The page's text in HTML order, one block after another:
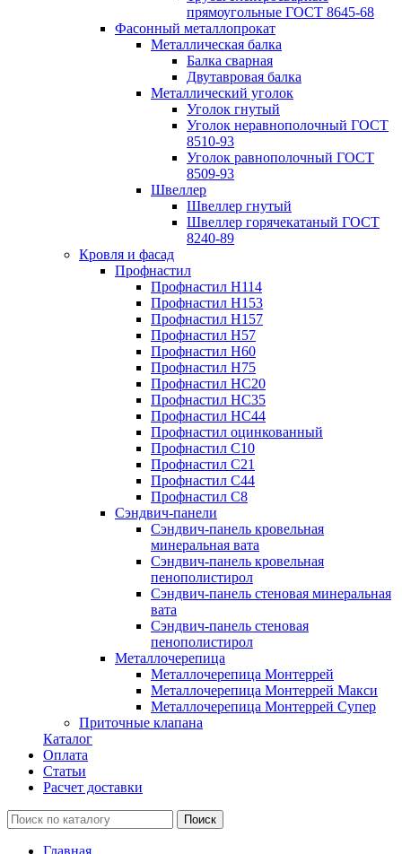
прямоугольные ГОСТ 8645-68
Фасонный металлопрокат
Металлическая балка
Балка сварная
Двутавровая балка
Металлический уголок
Уголок гнутый
Уголок неравнополочный ГОСТ
8510-93
Уголок равнополочный ГОСТ
8509-93
Швеллер
Швеллер гнутый
Швеллер горячекатаный ГОСТ
8240-89
Кровля и фасад
Профнастил
Профнастил Н114
Профнастил Н153
Профнастил Н157
Профнастил Н57
Профнастил Н60
Профнастил Н75
Профнастил НС20
Профнастил НС35
Профнастил НС44
Профнастил оцинкованный
Профнастил С10
Профнастил С21
Профнастил С44
Профнастил С8
Сэндвич-панели
Сэндвич-панель кровельная
минеральная вата
Сэндвич-панель кровельная
пенополистирол
Сэндвич-панель стеновая минеральная
вата
Сэндвич-панель стеновая
пенополистирол
Металлочерепица
Металлочерепица Монтеррей
Металлочерепица Монтеррей Макси
Металлочерепица Монтеррей Супер
Приточные клапана
Каталог
Оплата
Статьи
Расчет доставки
Главная